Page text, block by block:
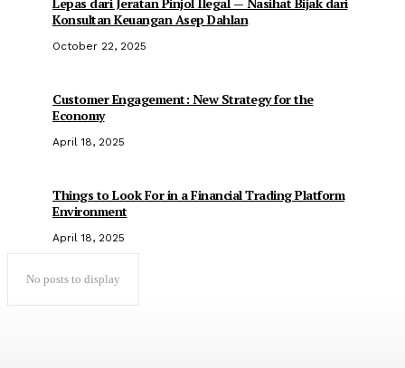
Konsultan Keuangan Asep Dahlan
October 22, 2025
Customer Engagement: New Strategy for the
Economy
April 18, 2025
Things to Look For in a Financial Trading Platform
Environment
April 18, 2025
No posts to display